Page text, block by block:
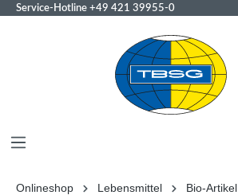
Service-Hotline +49 421 39955-0
Onlineshop Lebensmittel Bio-Artikel